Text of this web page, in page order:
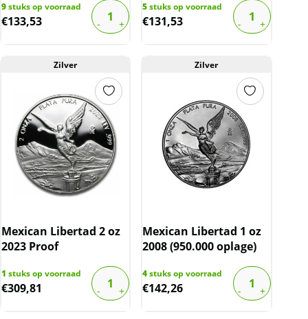
9stuks op voorraad
€133,53
5stuks op voorraad
€131,53
Zilver
Mexican Libertad 2 oz
2023 Proof
1 stuks op voorraad
€309,81
Zilver
Mexican Libertad 1 oz
2008 (950.000 oplage)
4stuks op voorraad
€142,26